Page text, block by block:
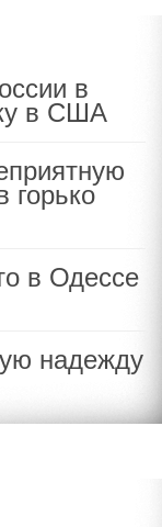
в
в США
горько
в Одессе
надежду